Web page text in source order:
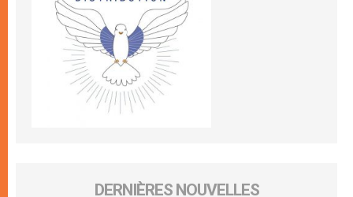
DERNIÈRES NOUVELLES